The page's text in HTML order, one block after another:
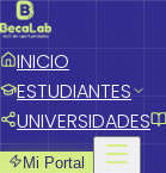
INICIO
ESTUDIANTES
UNIVERSIDADES
Mi Portal